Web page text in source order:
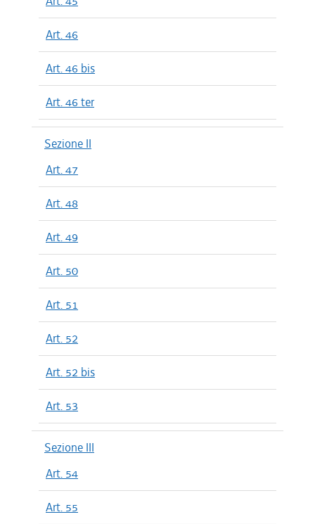
Art. 46
Art. 46 bis
Art. 46 ter
Sezione II
Art. 47
Art. 48
Art. 49
Art. 50
Art. 51
Art. 52
Art. 52 bis
Art. 53
Sezione III
Art. 54
Art. 55